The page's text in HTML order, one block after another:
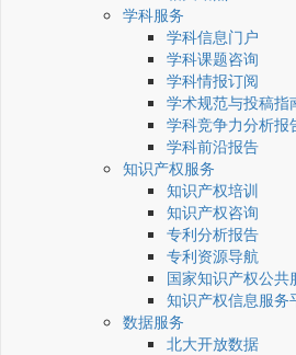
学科服务
学科信息门户
学科课题咨询
学科情报订阅
学术规范与投稿指
学科竞争力分析报
学科前沿报告
知识产权服务
知识产权培训
知识产权咨询
专利分析报告
专利资源导航
国家知识产权公共
知识产权信息服务
数据服务
北大开放数据